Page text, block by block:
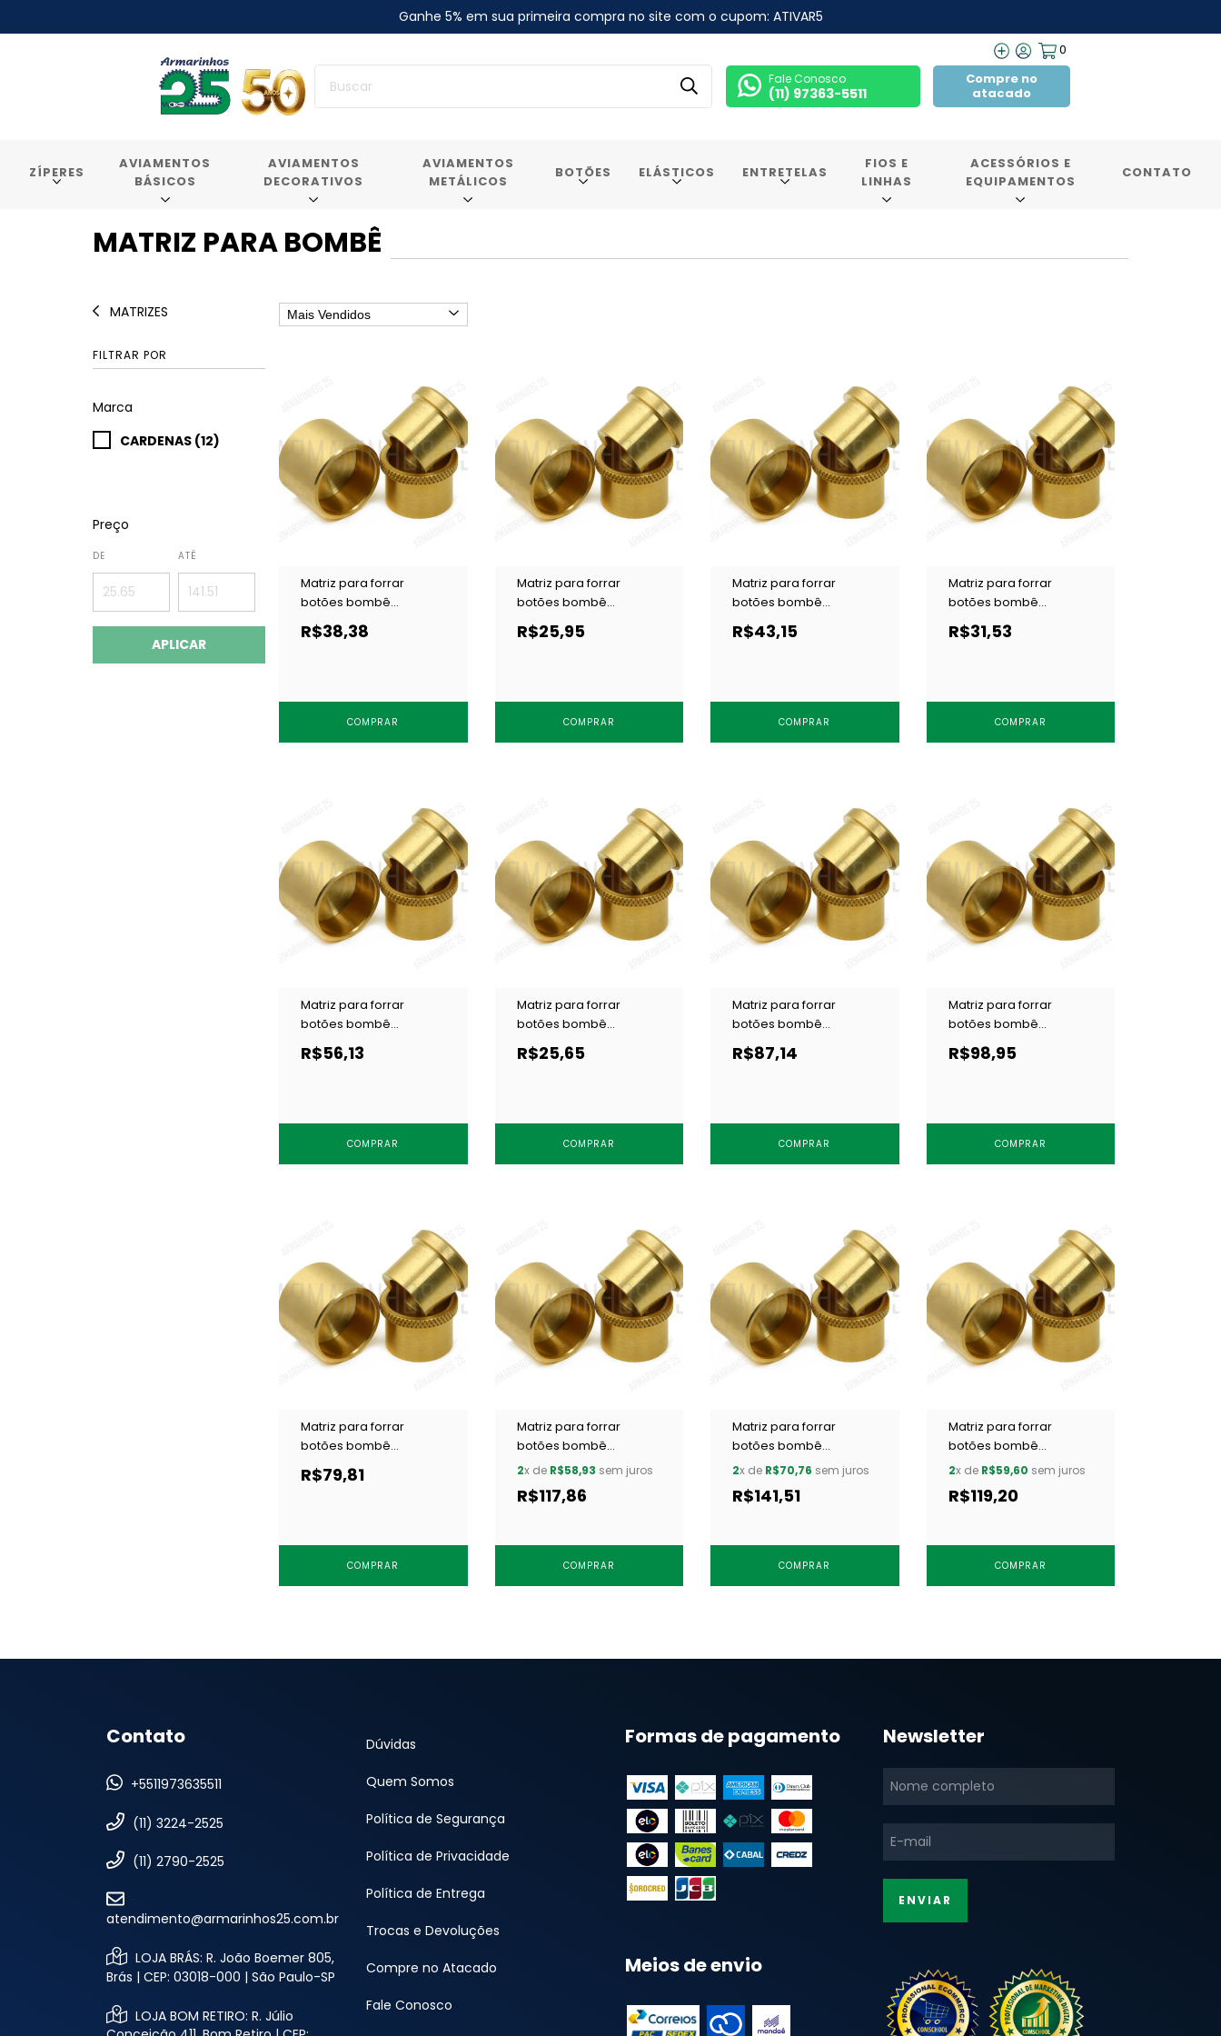
Ganhe 5% em sua primeira compra no site com o cupom: ATIVAR5
0
Fale Conosco
(11) 97363-5511
Compre no
atacado
ZÍPERES
AVIAMENTOS
BÁSICOS
AVIAMENTOS
DECORATIVOS
AVIAMENTOS
METÁLICOS
BOTÕES ELÁSTICOS ENTRETELAS
FIOS E
LINHAS
ACESSÓRIOS E
EQUIPAMENTOS
CONTATO
MATRIZ PARA BOMBÊ
MATRIZES
FILTRAR POR
Marca
CARDENAS (12)
Preço
DE ATÉ
APLICAR
Matriz para forrar
botões bombê
Cardenas 16 mm c/ 1 un
R$38,38
COMPRAR
Matriz para forrar
botões bombê
Cardenas 12 mm c/ 1 un
R$25,95
COMPRAR
Matriz para forrar
botões bombê
Cardenas 18 mm c/ 1 un
R$43,15
COMPRAR
Matriz para forrar
botões bombê
Cardenas 14 mm c/ 1 un
R$31,53
COMPRAR
Matriz para forrar
botões bombê
Cardenas 20 mm c/ 1 un
R$56,13
COMPRAR
Matriz para forrar
botões bombê
Cardenas 10 mm c/ 1 un
R$25,65
COMPRAR
Matriz para forrar
botões bombê
Cardenas 24 mm c/ 1 un
R$87,14
COMPRAR
Matriz para forrar
botões bombê
Cardenas 26 mm c/ 1 un
R$98,95
COMPRAR
Matriz para forrar
botões bombê
Cardenas 22 mm c/ 1 un
R$79,81
COMPRAR
Matriz para forrar
botões bombê
Cardenas 28 mm c/ 1 un
2x de R$58,93 sem juros
R$117,86
COMPRAR
Matriz para forrar
botões bombê
Cardenas 32 mm c/ 1 un
2x de R$70,76 sem juros
R$141,51
COMPRAR
Matriz para forrar
botões bombê
Cardenas 30 mm c/ 1 un
2x de R$59,60 sem juros
R$119,20
COMPRAR
Contato
+5511973635511
(11) 3224-2525
(11) 2790-2525
atendimento@armarinhos25.com.br
LOJA BRÁS: R. João Boemer 805,
Brás | CEP: 03018-000 | São Paulo-SP
LOJA BOM RETIRO: R. Júlio
Dúvidas
Quem Somos
Política de Segurança
Política de Privacidade
Política de Entrega
Trocas e Devoluções
Compre no Atacado
Fale Conosco
Formas de pagamento
Meios de envio
Newsletter